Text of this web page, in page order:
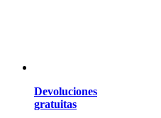
Devoluciones
gratuitas